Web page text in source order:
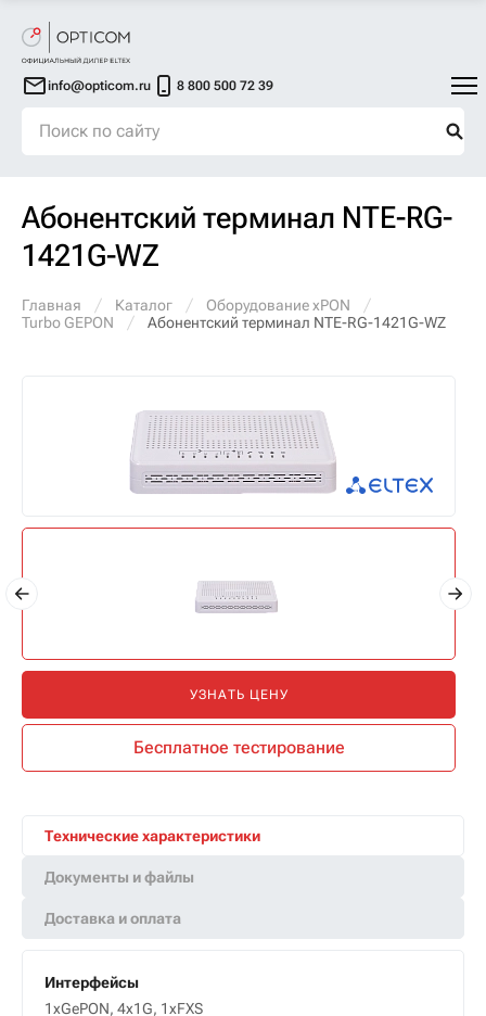
info@opticom.ru 8 800 500 72 39
Абонентский терминал NTE-RG-
1421G-WZ
Главная Каталог
Оборудование xPON
Turbo GEPON
Абонентский терминал NTE-RG-1421G-WZ
УЗНАТЬ ЦЕНУ
Бесплатное тестирование
Технические характеристики
Документы и файлы
Доставка и оплата
Интерфейсы
1xGePON, 4x1G, 1xFXS